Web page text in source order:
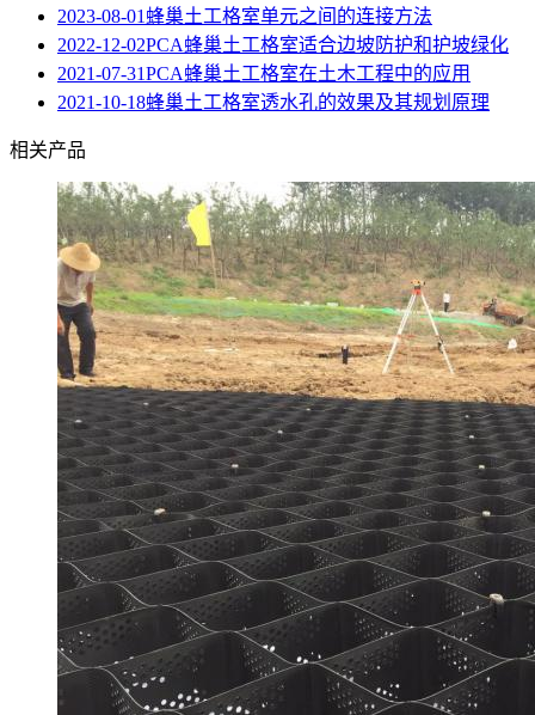
2023-08-01 蜂巢土工格室单元之间的连接方法
2022-12-02PCA蜂巢土工格室适合边坡防护和护坡绿化
2021-07-31PCA蜂巢土工格室在土木工程中的应用
2021-10-18蜂巢土工格室透水孔的效果及其规划原理
相关产品